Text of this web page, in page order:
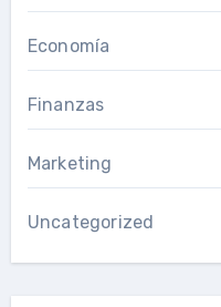
Economía
Finanzas
Marketing
Uncategorized